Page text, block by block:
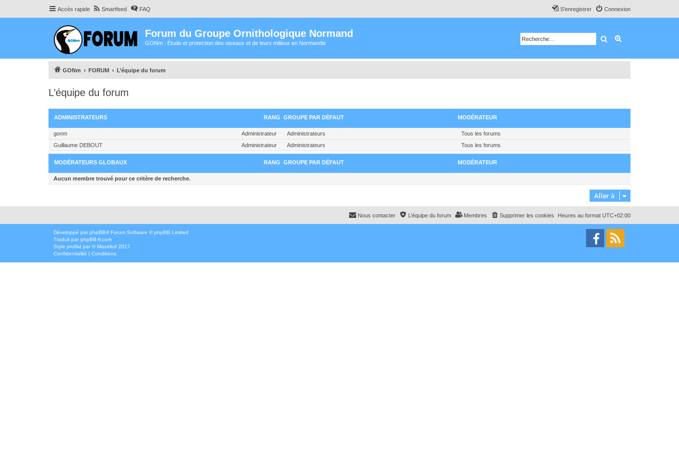
Accès rapide Smartfeed FAQ Connexion
S’enregistrer
Forum du Groupe Ornithologique Normand
GONm : Étude et protection des oiseaux et de leurs milieux en Normandie Rechercher
GONm FORUM L’équipe du forum
L’équipe du forum
RANG
ADMINISTRATEURS GROUPE PAR DÉFAUT MODÉRATEUR
Administrateur
gonm Administrateurs
Tous les forums
Administrateur
Guillaume DEBOUT Administrateurs Tous les forums
RANG
MODÉRATEURS GLOBAUX GROUPE PAR DÉFAUT MODÉRATEUR
Aucun membre trouvé pour ce critère de recherche.
Aller à
Heures au format UTC+02:00
Supprimer les cookies
Membres
L’équipe du forum
Nous contacter
Développé par phpBB® Forum Software © phpBB Limited
Traduit par phpBB-fr.com
Style proflat par ©Mazeltof 2017
Confidentialité | Conditions